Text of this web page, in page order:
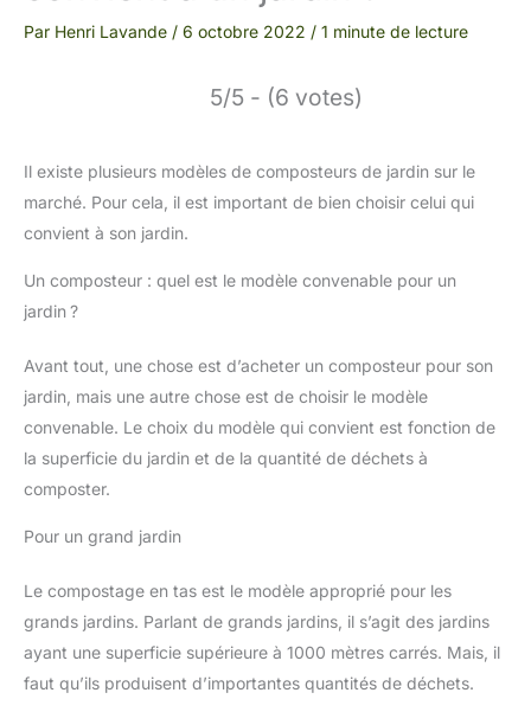
Par Henri Lavande / 6 octobre 2022 / 1 minute de lecture
5/5 - (6 votes)
Il existe plusieurs modèles de composteurs de jardin sur le
marché. Pour cela, il est important de bien choisir celui qui
convient à son jardin.
Un composteur : quel est le modèle convenable pour un
jardin ?
Avant tout, une chose est d’acheter un composteur pour son
jardin, mais une autre chose est de choisir le modèle
convenable. Le choix du modèle qui convient est fonction de
la superficie du jardin et de la quantité de déchets à
composter.
Pour un grand jardin
Le compostage en tas est le modèle approprié pour les
grands jardins. Parlant de grands jardins, il s’agit des jardins
ayant une superficie supérieure à 1000 mètres carrés. Mais, il
faut qu’ils produisent d’importantes quantités de déchets.